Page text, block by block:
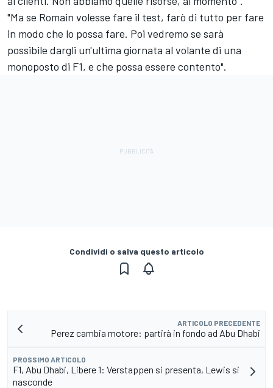
"Ma se Romain volesse fare il test, farò di tutto per fare
in modo che lo possa fare. Poi vedremo se sarà
possibile dargli un'ultima giornata al volante di una
monoposto di F1, e che possa essere contento".
Condividi o salva questo articolo
ARTICOLO PRECEDENTE
Perez cambia motore: partirà in fondo ad Abu Dhabi
PROSSIMO ARTICOLO
F1, Abu Dhabi, Libere 1: Verstappen si presenta, Lewis si
nasconde